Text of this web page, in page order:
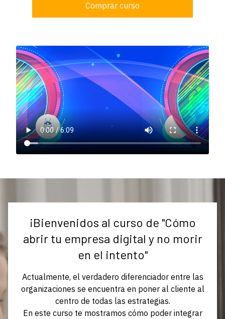
Comprar curso
¡Bienvenidos al curso de "Cómo
abrir tu empresa digital y no morir
en el intento"
Actualmente, el verdadero diferenciador entre las
organizaciones se encuentra en poner al cliente al
centro de todas las estrategias.
En este curso te mostramos cómo poder integrar